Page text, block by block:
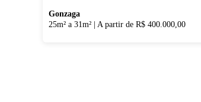
Gonzaga
25m² a 31m²
A partir de R$ 400.000,00